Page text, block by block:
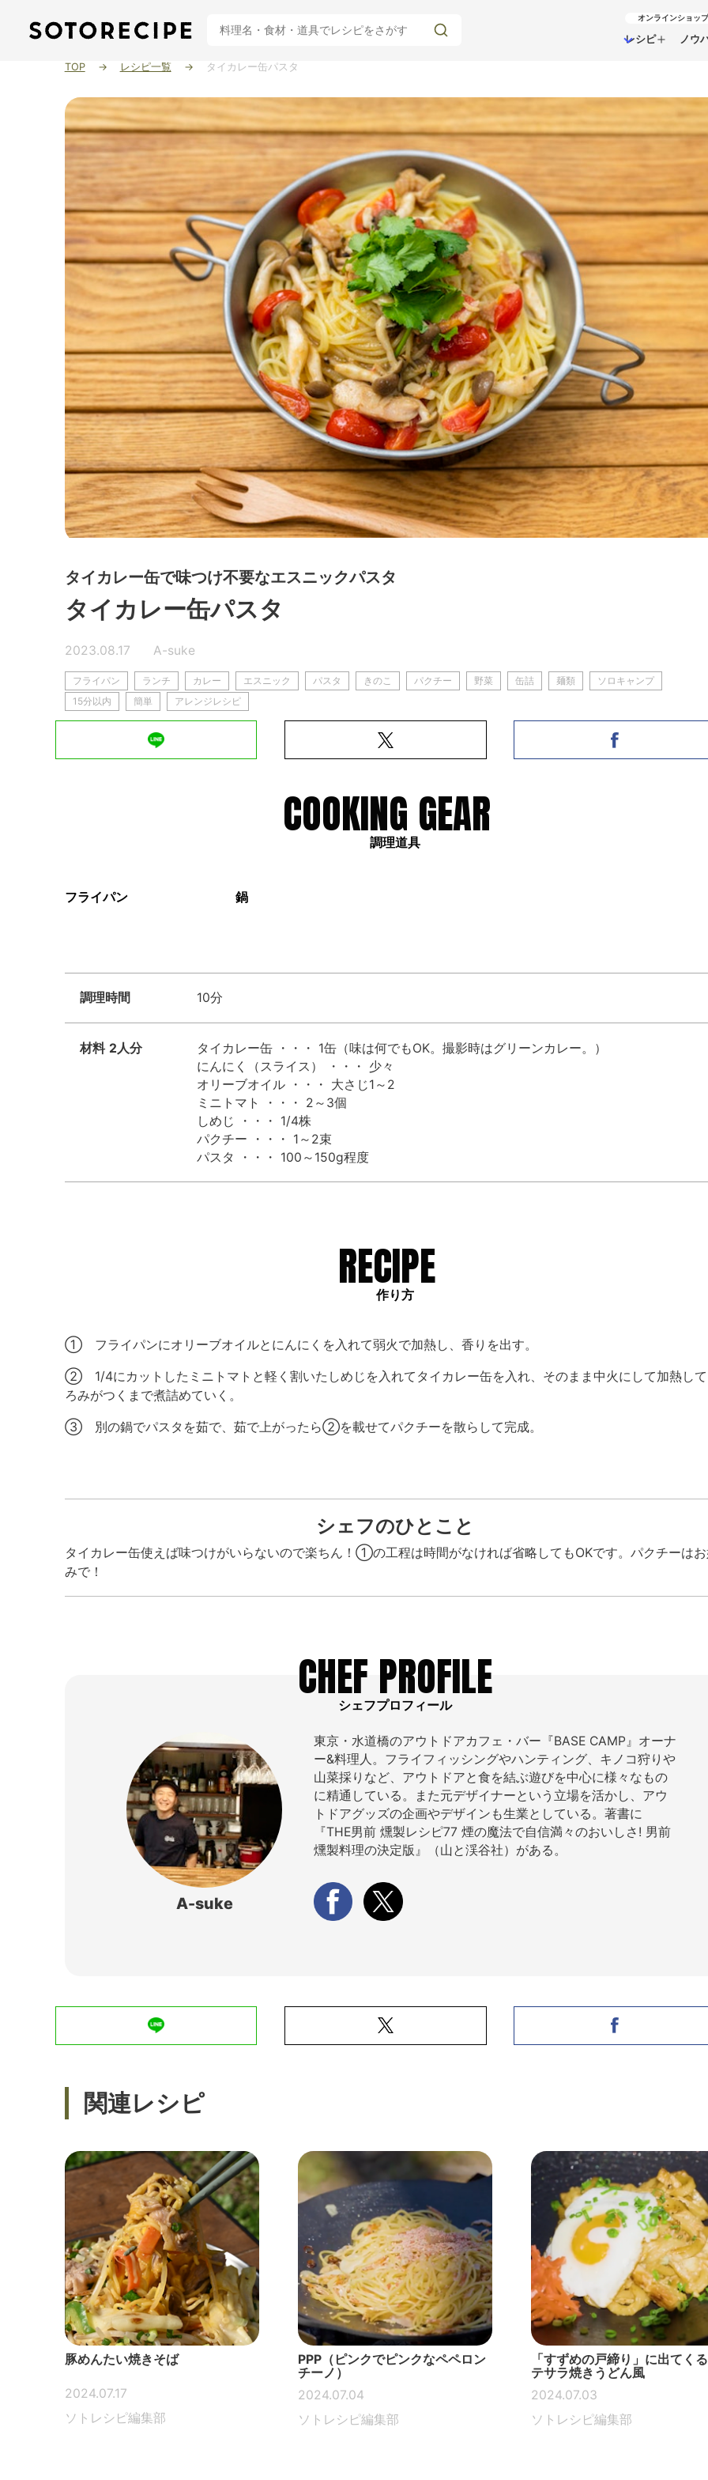
オンラインショップ
レシピ ノウ
TOP レシピ一覧 タイカレー缶パスタ
タイカレー缶で味つけ不要なエスニックパスタ
タイカレー缶パスタ
2023.08.17 A-suke
フライパン ランチ カレー エスニック パスタ きのこ パクチー 野菜 缶詰 麺類
ソロキャンプ
15分以内
簡単 アレンジレシピ
COOKING GEAR
調理道具
フライパン 鍋
調理時間 10分
材料 2人分
タイカレー缶 ・・・ 1缶（味は何でもOK。撮影時はグリーンカレー。）
にんにく（スライス） ・・・ 少々
オリーブオイル ・・・ 大さじ1～2
ミニトマト ・・・ 2～3個
しめじ ・・・ 1/4株
パクチー ・・・ 1～2束
パスタ ・・・ 100～150g程度
RECIPE
作り方
① フライパンにオリーブオイルとにんにくを入れて弱火で加熱し、香りを出す。
② 1/4にカットしたミニトマトと軽く割いたしめじを入れてタイカレー缶を入れ、そのまま中火にして加熱し
ろみがつくまで煮詰めていく。
③ 別の鍋でパスタを茹で、茹で上がったら②を載せてパクチーを散らして完成。
シェフのひとこと
タイカレー缶使えば味つけがいらないので楽ちん！①の工程は時間がなければ省略してもOKです。パクチーは
みで！
CHEF PROFILE
シェフプロフィール
A-suke
東京・水道橋のアウトドアカフェ・バー『BASE CAMP』オーナ
ー&料理人。フライフィッシングやハンティング、キノコ狩りや
山菜採りなど、アウトドアと食を結ぶ遊びを中心に様々なもの
に精通している。また元デザイナーという立場を活かし、アウ
トドアグッズの企画やデザインも生業としている。著書に
『THE男前 燻製レシピ77 煙の魔法で自信満々のおいしさ! 男前
燻製料理の決定版』（山と渓谷社）がある。
関連レシピ
豚めんたい焼きそば
2024.07.17
ソトレシピ編集部
PPP（ピンクでピンクなペペロン
チーノ）
2024.07.04
ソトレシピ編集部
「すずめの戸締り」に出てく
テサラ焼きうどん風
2024.07.03
ソトレシピ編集部